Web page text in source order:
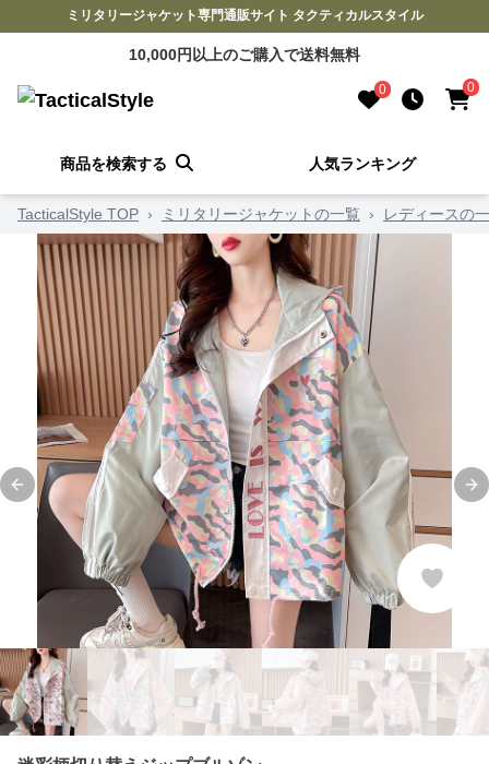
ミリタリージャケット専門通販サイト タクティカルスタイル
10,000円以上のご購入で送料無料
0 0
商品を検索する 人気ランキング
TacticalStyle TOP › ミリタリージャケットの一覧 › レディースの
Previous slide